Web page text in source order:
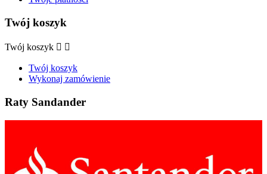
Twój koszyk
Twój koszyk  
Twój koszyk
Wykonaj zamówienie
Raty Sandander